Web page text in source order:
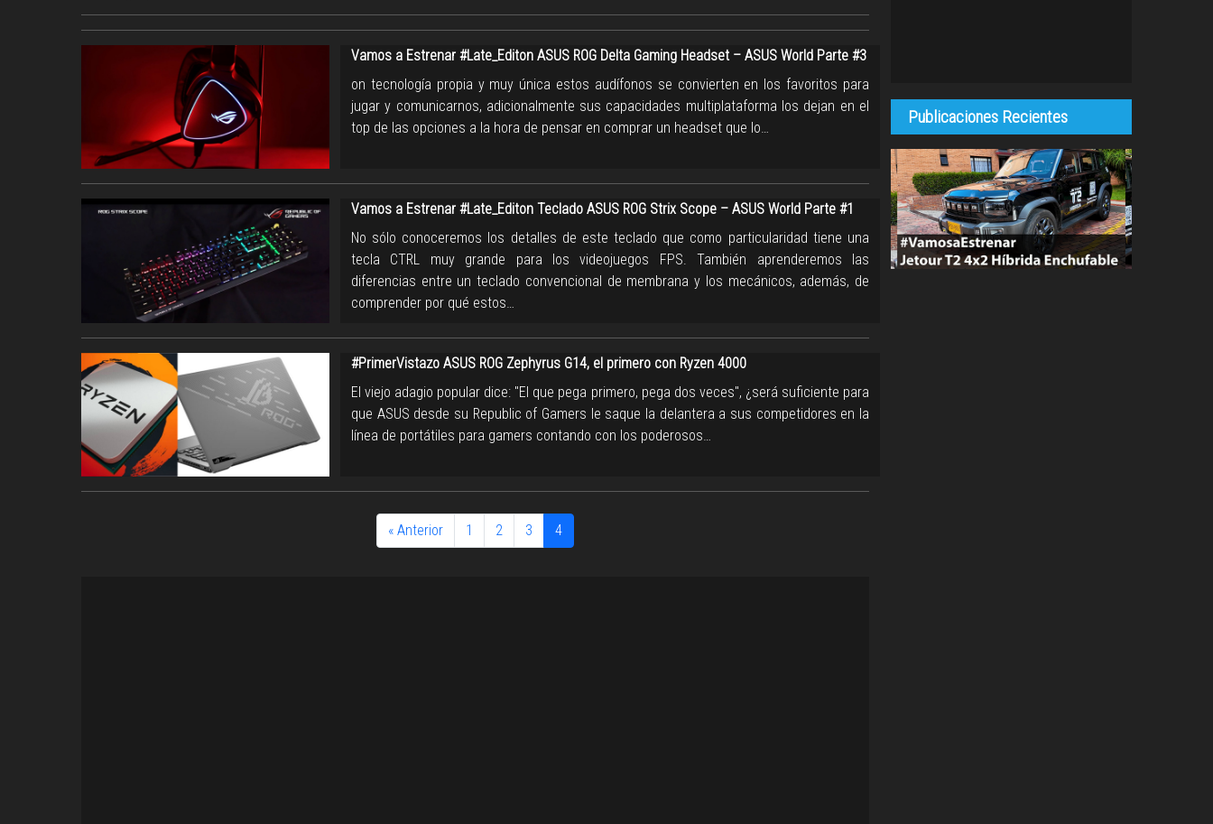
Vamos a Estrenar #Late_Editon ASUS ROG Delta Gaming Headset – ASUS World Parte #3
on tecnología propia y muy única estos audífonos se convierten en los favoritos para
jugar y comunicarnos, adicionalmente sus capacidades multiplataforma los dejan en el
top de las opciones a la hora de pensar en comprar un headset que lo…
Vamos a Estrenar #Late_Editon Teclado ASUS ROG Strix Scope – ASUS World Parte #1
No sólo conoceremos los detalles de este teclado que como particularidad tiene una
tecla CTRL muy grande para los videojuegos FPS. También aprenderemos las
diferencias entre un teclado convencional de membrana y los mecánicos, además, de
comprender por qué estos…
#PrimerVistazo ASUS ROG Zephyrus G14, el primero con Ryzen 4000
El viejo adagio popular dice: "El que pega primero, pega dos veces", ¿será suficiente para
que ASUS desde su Republic of Gamers le saque la delantera a sus competidores en la
línea de portátiles para gamers contando con los poderosos…
« Anterior 1 2 3 4
Publicaciones Recientes